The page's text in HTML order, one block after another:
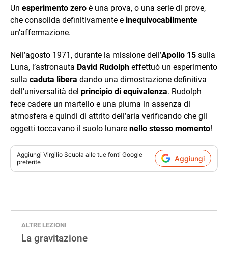
Un esperimento zero è una prova, o una serie di prove,
che consolida definitivamente e inequivocabilmente
un’affermazione.
Nell’agosto 1971, durante la missione dell’Apollo 15 sulla
Luna, l’astronauta David Rudolph effettuò un esperimento
sulla caduta libera dando una dimostrazione definitiva
dell’universalità del principio di equivalenza. Rudolph
fece cadere un martello e una piuma in assenza di
atmosfera e quindi di attrito dell’aria verificando che gli
oggetti toccavano il suolo lunare nello stesso momento!
Aggiungi Virgilio Scuola alle tue fonti Google
preferite
Aggiungi
ALTRE LEZIONI
La gravitazione